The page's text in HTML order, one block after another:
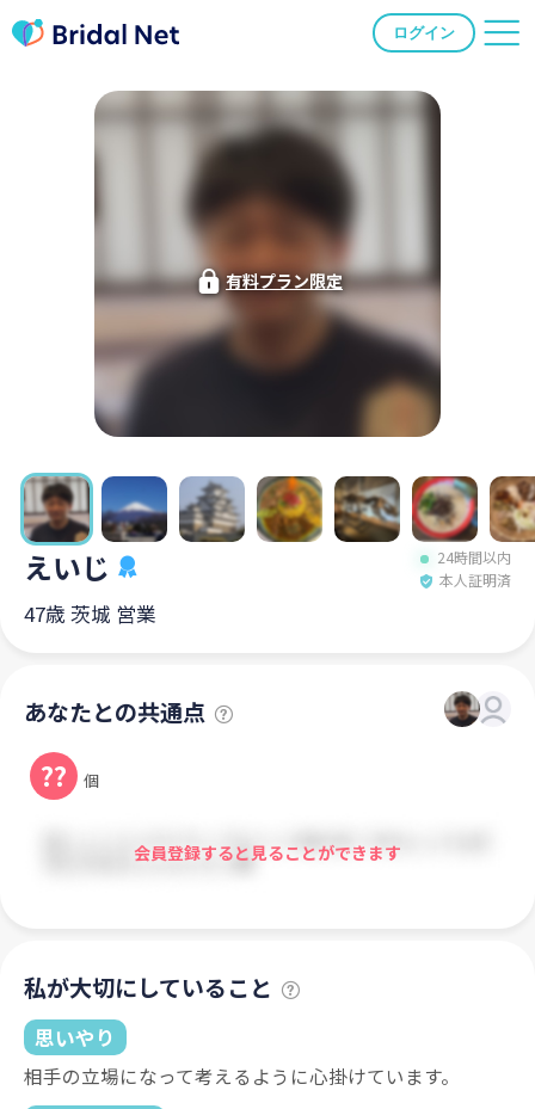
ログイン
有料プラン限定
えいじ
24時間以内
本人証明済
47歳 茨城 営業
あなたとの共通点
?? 個
会員登録すると見ることができます
私が大切にしていること
思いやり
相手の立場になって考えるように心掛けています。